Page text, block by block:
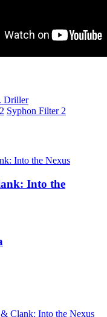
Driller
Syphon Filter 2
Into the